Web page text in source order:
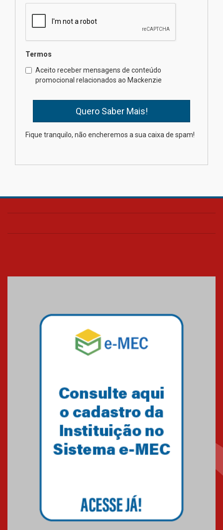
04.08.2026
internacionais
03.08.2026
Oncologista do HUEM ressalta
importância da prevenção e
de pulmão
Termos
Aceito receber mensagens de conteúdo
promocional relacionados ao Mackenzie
Fique tranquilo, não encheremos a sua caixa de spam!